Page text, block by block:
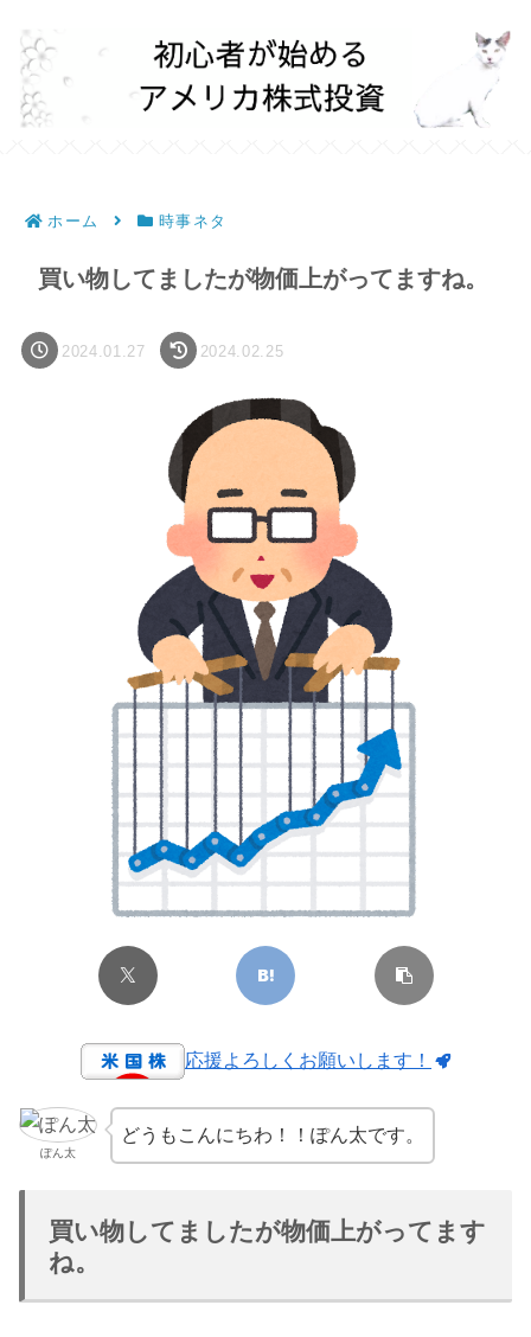
ホーム 時事ネタ
買い物してましたが物価上がってますね。
2024.01.27 2024.02.25
応援よろしくお願いします！
ぽん太
どうもこんにちわ！！ぽん太です。
買い物してましたが物価上がってます
ね。